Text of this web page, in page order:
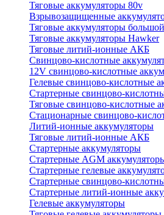
Тяговые аккумуляторы 80v
Взрывозащищенные
Тяговые аккумуляторы
Тяговые аккумуляторы Hawker
Тяговые литий-ионные АКБ
Свинцово-кислотные
12V свинцово-кислотные
Гелевые свинцово-кислотные
Стартерные свинцово-
Тяговые свинцово-кислотные
Стационарные свинцово-
Литий-ионные аккумуляторы
Тяговые литий-ионные АКБ
Стартерные аккумуляторы
Стартерные AGM
Стартерные гелевые
Стартерные свинцово-
Стартерные литий-ионные
Гелевые аккумуляторы